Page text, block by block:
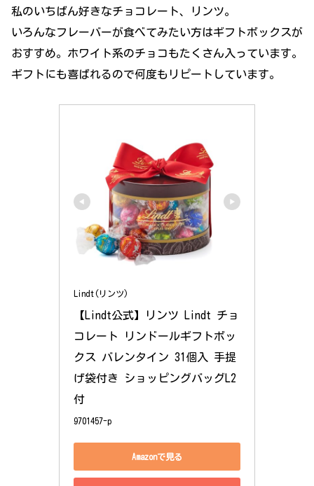
私のいちばん好きなチョコレート、リンツ。
いろんなフレーバーが食べてみたい方はギフトボックスが
おすすめ。ホワイト系のチョコもたくさん入っています。
ギフトにも喜ばれるので何度もリピートしています。
Lindt(リンツ)
【Lindt公式】リンツ Lindt チョ
コレート リンドールギフトボッ
クス バレンタイン 31個入 手提
げ袋付き ショッピングバッグL2
付
9701457-p
Amazonで見る